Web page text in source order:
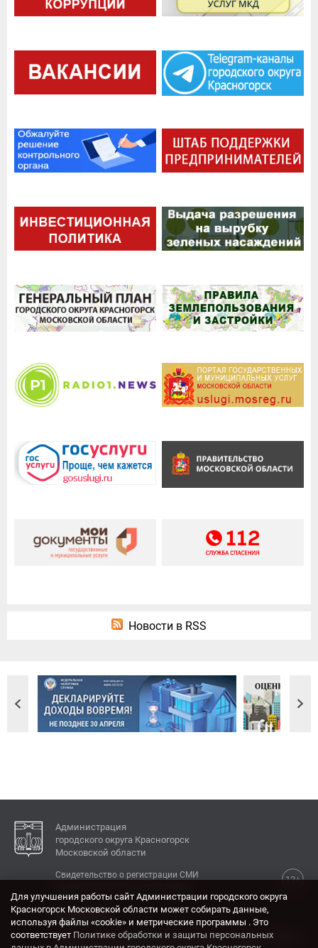
Новости в RSS
Администрация
городского округа Красногорск
Московской области
12+
Свидетельство о регистрации СМИ
КОНТАКТЫ
Адрес: 143404, Московская область, г. Красногорск,
Для улучшения работы сайт Администрации городского округа
Красногорск Московской области может собирать данные,
используя файлы «cookie» и метрические программы . Это
соответствует Политике обработки и защиты персональных